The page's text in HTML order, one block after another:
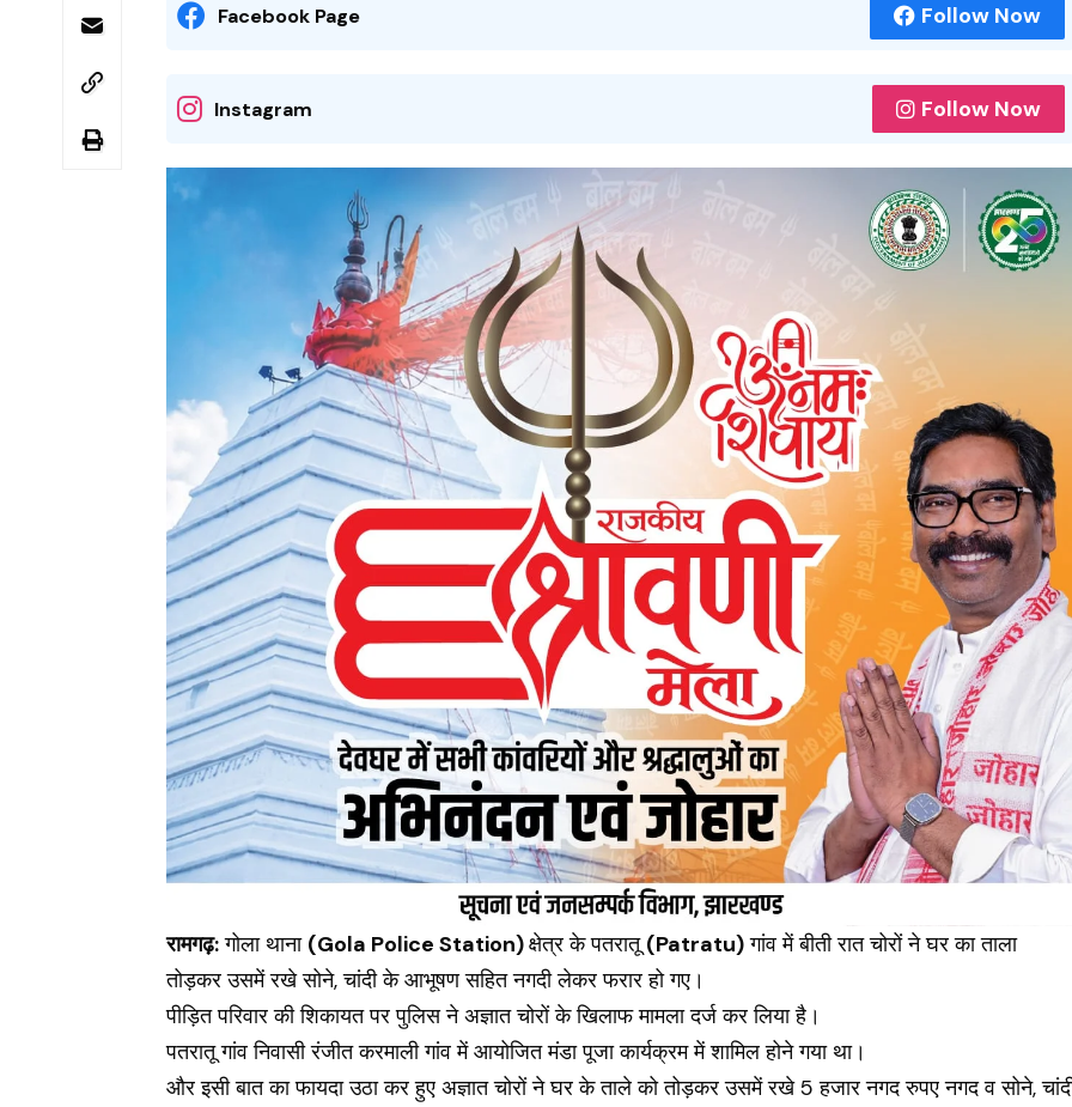
Facebook Page Follow Now
Instagram Follow Now
रामगढ़:गोला थाना (Gola Police Station)क्षेत्र के पतरातू(Patratu)गांव में बीती रात चोरों ने घर का ताला
तोड़कर उसमें रखे सोने, चांदी के आभूषण सहित नगदी लेकर फरार हो गए।
पीड़ित परिवार की शिकायत पर पुलिस ने अज्ञात चोरों के खिलाफ मामला दर्ज कर लिया है।
पतरातू गांव निवासी रंजीत करमाली गांव में आयोजित मंडा पूजा कार्यक्रम में शामिल होने गया था।
और इसी बात का फायदा उठा कर हुए अज्ञात चोरों ने घर के ताले को तोड़कर उसमें रखे 5 हजार नगद रुपए नगद व सोने,